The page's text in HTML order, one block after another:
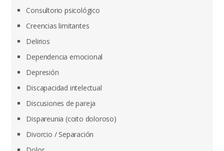
Consultorio psicológico
Creencias limitantes
Delirios
Dependencia emocional
Depresión
Discapacidad intelectual
Discusiones de pareja
Dispareunia (coito doloroso)
Divorcio / Separación